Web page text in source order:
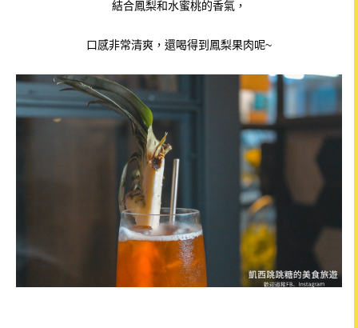
結合鳳梨和水蜜桃的香氣，
口感非常清爽，還喝得到鳳梨果肉呢~